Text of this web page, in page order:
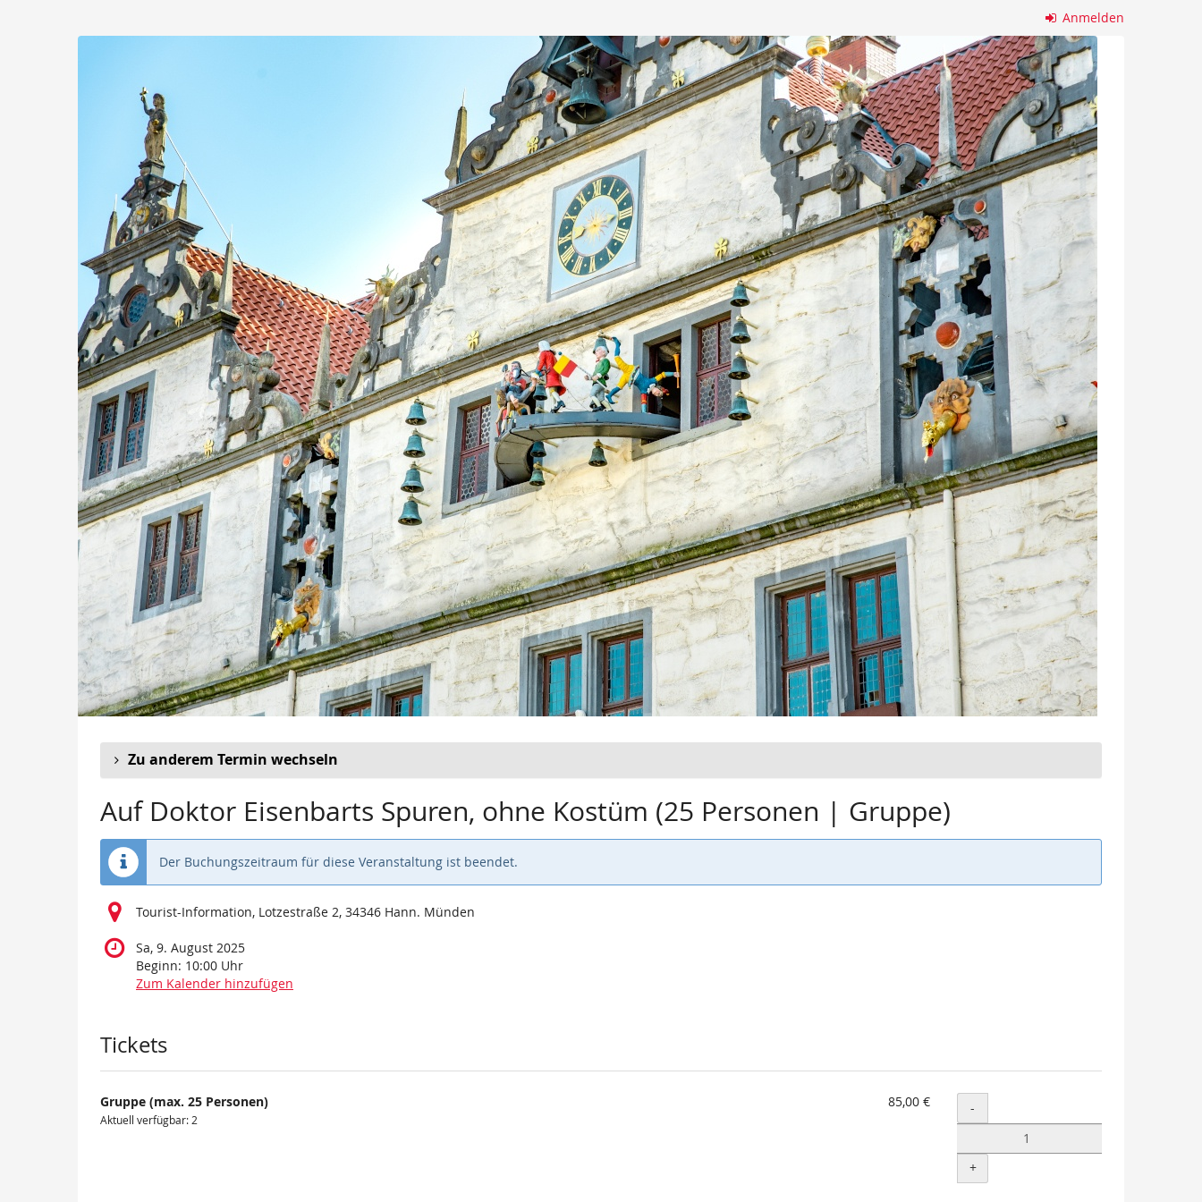
Anmelden
Zu anderem Termin wechseln
Auf Doktor Eisenbarts Spuren, ohne Kostüm (25 Personen | Gruppe)
Der Buchungszeitraum für diese Veranstaltung ist beendet.
Tourist-Information, Lotzestraße 2, 34346 Hann. Münden
Sa, 9. August 2025
Beginn: 10:00 Uhr
Zum Kalender hinzufügen
Produkte
Tickets
Gruppe (max. 25 Personen)
Aktuell verfügbar: 2
85,00 € Menge
-
+